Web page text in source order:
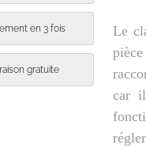
en 3 fois
gratuite
Le
car